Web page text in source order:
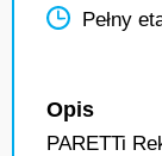
Pełny
Opis
PARETTi